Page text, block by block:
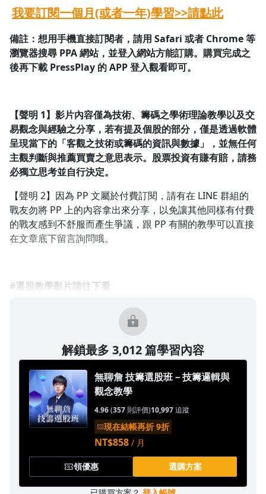
我要訂閱一個月(或者一年)學習>>請點此
備註：想用手機直接訂閱者，請用 Safari 或者 Chrome 等
瀏覽器搜尋 PPA 網站，並登入網站方能訂購。 購買完成之
後再下載 PressPlay 的 APP 登入觀看即可。
【聲明 1】影片內容僅為技術、籌碼之學術理論教學以及交
易觀念與經驗之分享，若有提及個股的部分，僅是透過軟體
呈現當下的「客觀之技術或籌碼的資訊與數據」，並無任何
主觀判斷與推薦買賣之意思表示。股票投資有賺有賠，請務
必獨立思考並自行決定。
【聲明 2】因為 PP 文屬於付費訂閱，請有在 LINE 群組的
戰友勿將 PP 上的內容拿出來分享，以免讓其他同樣有付費
的戰友感到不舒服而產生爭議，跟 PP 有關的教學可以直接
在文章底下留言詢問哦。
#選股教學影片請往下看
解鎖最多 3,012 篇學習內容
無聊詹 技籌選股班－技籌邏輯與
觀念教學
4.96(357 則評價)10,997追蹤
現在結帳再折 9折
NT$858 / 月
領優惠 選購方案